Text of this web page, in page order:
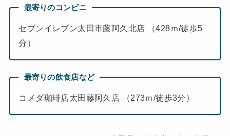
最寄りのコンビニ
セブンイレブン太田市藤阿久北店 （428ｍ/徒歩5
分）
最寄りの飲食店など
コメダ珈琲店太田藤阿久店 （273ｍ/徒歩3分）